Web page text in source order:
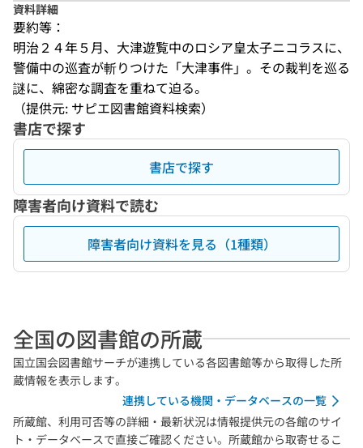
資料詳細
要約等：
明治２４年５月、大津遊覧中のロシア皇太子ニコラスに、
警備中の巡査が斬りつけた「大津事件」。その裁判を巡る
謎に、綿密な調査を重ねて迫る。
（提供元: サピエ図書館資料検索）
書店で探す
書店で探す
障害者向け資料で読む
障害者向け資料を見る（1種類）
全国の図書館の所蔵
国立国会図書館サーチが連携している各図書館等から取得した所
蔵情報を表示します。
連携している機関・データベースの一覧
所蔵館、利用可否等の詳細・最新状況は情報提供元の各館のサイ
ト・データベースで直接ご確認ください。所蔵館から取寄せるこ